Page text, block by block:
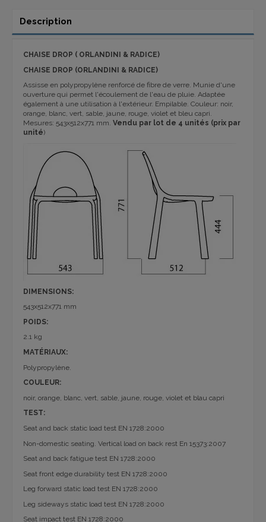
Description
CHAISE DROP ( ORLANDINI & RADICE)
CHAISE DROP (ORLANDINI & RADICE)
Assisse en polypropylène renforcé de fibre de verre. Munie d'une
ouverture qui permet l'écoulement de l'eau de pluie. Adaptée
également à une utilisation à l'extérieur. Empilable. Couleur: noir,
orange, blanc, vert, sable, jaune, rouge, violet et bleu capri.
Mesures: 543x512x771 mm. Vendu par lot de 4 unités (prix par
unité)
DIMENSIONS:
543x512x771 mm
POIDS:
2.1 kg
MATÉRIAUX:
Polypropylène.
COULEUR:
noir, orange, blanc, vert, sable, jaune, rouge, violet et blau capri
TEST:
Seat and back static load test EN 1728:2000
Non-domestic seating. Vertical load on back rest En 15373:2007
Seat and back fatigue test EN 1728:2000
Seat front edge durability test EN 1728:2000
Leg forward static load test EN 1728:2000
Leg sideways static load test EN 1728:2000
Seat impact test EN 1728:2000